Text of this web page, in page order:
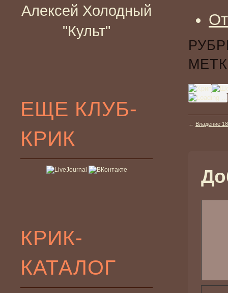
Алексей Холодный
"Культ"
ЕЩЕ КЛУБ-
КРИК
КРИК-
КАТАЛОГ
← Владение